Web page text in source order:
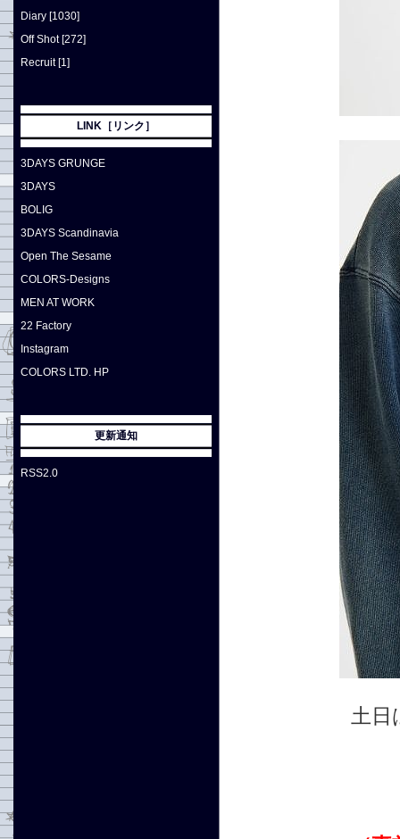
土日
Diary [1030]
Off Shot [272]
Recruit [1]
LINK［リンク］
3DAYS GRUNGE
3DAYS
BOLIG
3DAYS Scandinavia
Open The Sesame
COLORS-Designs
MEN AT WORK
22 Factory
Instagram
COLORS LTD. HP
更新通知
RSS2.0